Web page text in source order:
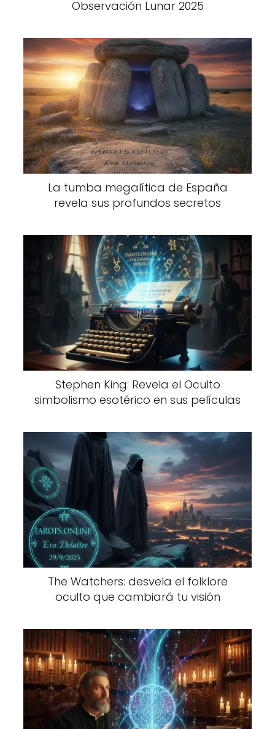
Observación Lunar 2025
La tumba megalítica de España
revela sus profundos secretos
Stephen King: Revela el Oculto
simbolismo esotérico en sus películas
The Watchers: desvela el folklore
oculto que cambiará tu visión